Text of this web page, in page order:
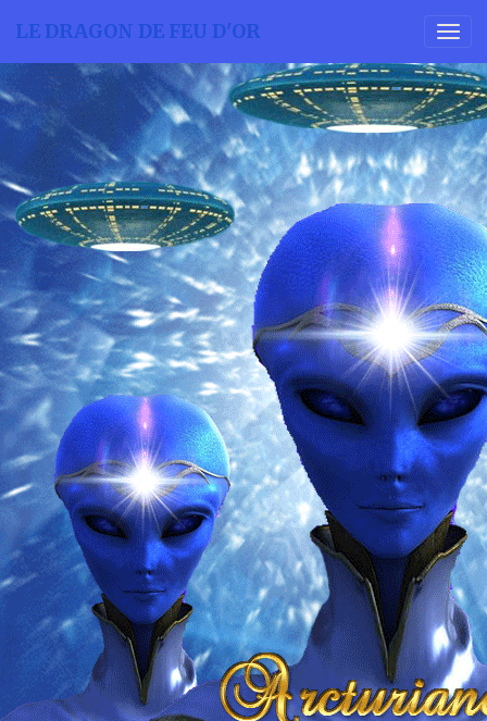
LE DRAGON DE FEU D'OR